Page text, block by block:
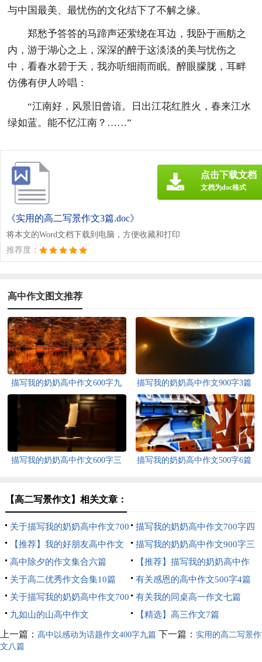
与中国最美、最忧伤的文化结下了不解之缘。
郑愁予答答的马蹄声还萦绕在耳边，我卧于画舫之
内，游于湖心之上，深深的醉于这淡淡的美与忧伤之
中，看春水碧于天，我亦听细雨而眠。醉眼朦胧，耳畔
仿佛有伊人吟唱：
“江南好，风景旧曾谙。日出江花红胜火，春来江水
绿如蓝。能不忆江南？……”
《实用的高二写景作文3篇.doc》
将本文的Word文档下载到电脑，方便收藏和打印
推荐度：
点击下载文档
文档为doc格式
高中作文图文推荐
描写我的奶奶高中作文600字九
篇
描写我的奶奶高中作文900字3篇
描写我的奶奶高中作文600字三
描写我的奶奶高中作文500字6篇
【高二写景作文】相关文章：
关于描写我的奶奶高中作文700
字三篇
描写我的奶奶高中作文700字四
篇
【推荐】我的好朋友高中作文
400字4篇
描写我的奶奶高中作文900字三
篇
高中除夕的作文集合六篇
【推荐】描写我的奶奶高中作
文700字四篇
关于高二优秀作文合集10篇
有关感恩的高中作文500字4篇
关于描写我的奶奶高中作文700
字合集七篇
有关我的同桌高一作文七篇
九如山的山高中作文
【精选】高三作文7篇
上一篇： 高中以感动为话题作文400字九篇 下一篇： 实用的高二写景作
文八篇